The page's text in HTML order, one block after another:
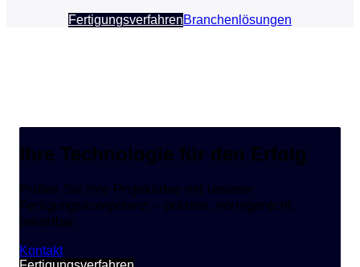
FertigungsverfahrenBranchenlösungen
Ihre Technologie für den Erfolg
Prüfen Sie Ihre Projektidee mit unserer
Fertigungskompetenz – präzise, normgerecht,
belastbar.
Kontakt